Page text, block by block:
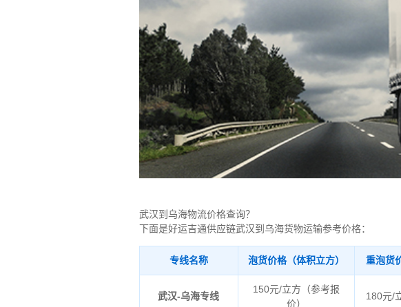
武汉到乌海物流价格查询？
下面是好运吉通供应链武汉到乌海货物运输参考价格：
专线名称 泡货价格（体积立方） 重泡货
武汉-乌海专线
150元/立方（参考报
价）
180元/